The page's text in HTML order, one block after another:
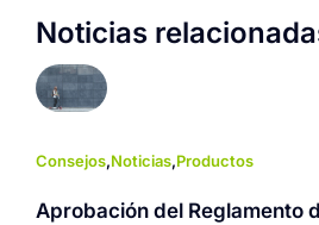
Noticias
Consejos,Noticias,Productos
Aprobación del Reglamento